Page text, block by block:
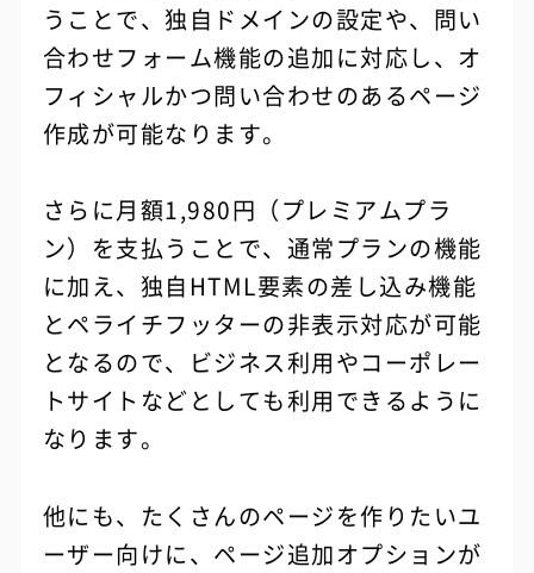
うことで、独自ドメインの設定や、問い
合わせフォーム機能の追加に対応し、オ
フィシャルかつ問い合わせのあるページ
作成が可能なります。
さらに月額1,980円（プレミアムプラ
ン）を支払うことで、通常プランの機能
に加え、独自HTML要素の差し込み機能
とペライチフッターの非表示対応が可能
となるので、ビジネス利用やコーポレー
トサイトなどとしても利用できるように
なります。
他にも、たくさんのページを作りたいユ
ーザー向けに、ページ追加オプションが